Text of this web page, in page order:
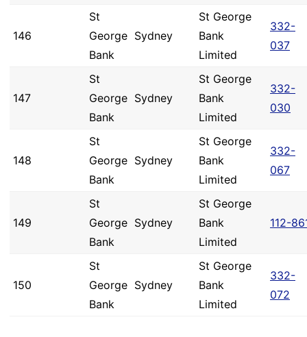
146
St
George
Bank
Sydney
St George
Bank
Limited
332-
037
147
St
George
Bank
Sydney
St George
Bank
Limited
332-
030
148
St
George
Bank
Sydney
St George
Bank
Limited
332-
067
149
St
George
Bank
Sydney
St George
Bank
Limited
112-
150
St
George
Bank
Sydney
St George
Bank
Limited
332-
072